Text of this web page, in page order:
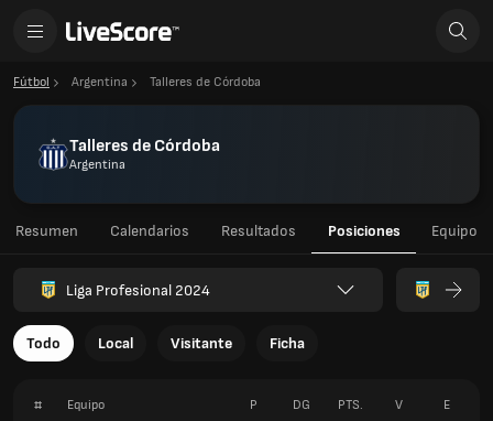
Fútbol Argentina Talleres de Córdoba
Talleres de Córdoba
Argentina
Resumen Calendarios Resultados Posiciones Equipo
Liga Profesional 2024
Todo Local Visitante Ficha
# Equipo P DG PTS. V E